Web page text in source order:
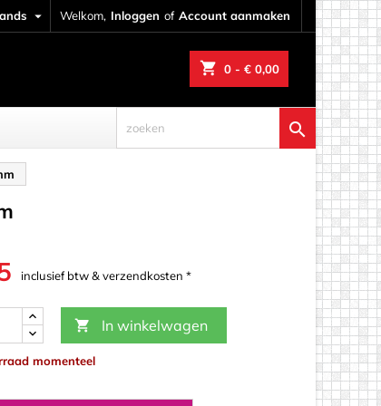
Welkom, Inloggen of Account aanmaken

shopping_cart 0 - € 0,00

inclusief btw & verzendkosten *
 In winkelwagen
momenteel